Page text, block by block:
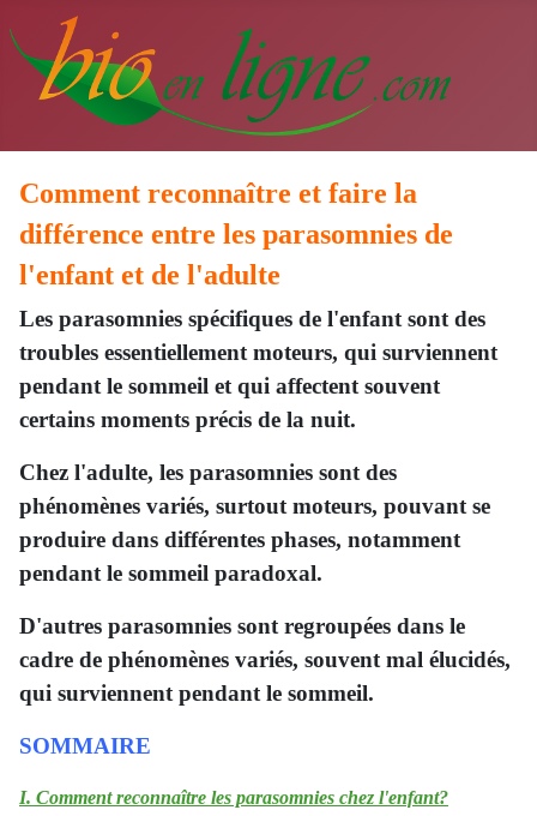
Comment reconnaître et faire la
différence entre les parasomnies de
l'enfant et de l'adulte
Les parasomnies spécifiques de l'enfant sont des
troubles essentiellement moteurs, qui surviennent
pendant le sommeil et qui affectent souvent
certains moments précis de la nuit.
Chez l'adulte, les parasomnies sont des
phénomènes variés, surtout moteurs, pouvant se
produire dans différentes phases, notamment
pendant le sommeil paradoxal.
D'autres parasomnies sont regroupées dans le
cadre de phénomènes variés, souvent mal élucidés,
qui surviennent pendant le sommeil.
SOMMAIRE
I. Comment reconnaître les parasomnies chez l'enfant?